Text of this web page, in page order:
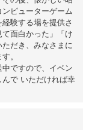
ピューターゲーム
験する場を提供さ
面白かった」「け
だき、みなさまに
。
中ですので、イベン
んで いただければ幸